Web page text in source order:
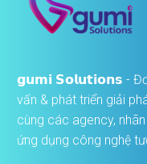
𝗴𝘂𝗺𝗶 𝗦𝗼𝗹𝘂𝘁𝗶𝗼𝗻𝘀 -
vấn & phát triển giải
cùng các agency,
ứng dụng công nghệ